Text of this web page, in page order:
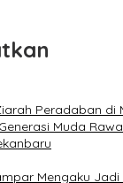
Peradaban di
Muda
Mengaku